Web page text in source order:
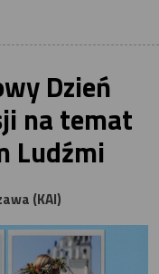
Dzień
na temat
Ludźmi
(KAI)